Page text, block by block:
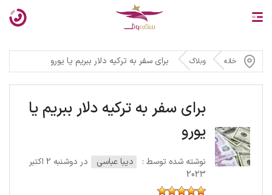
خانه وبلاگ برای سفر به ترکیه دلار ببریم یا یورو
برای سفر به ترکیه دلار ببریم یا
یورو
نوشته شده توسط : دیبا عباسی
در دوشنبه 2 اکتبر
2023